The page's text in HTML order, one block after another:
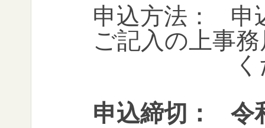
申込方法： 申
ご記入の上事
くださ
申込締切： 令